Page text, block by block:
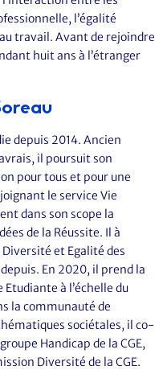
l’égalité
travail. Avant de rejoindre
huit ans à l’étranger
depuis 2014. Ancien
il poursuit son
pour tous et pour une
le service Vie
dans son scope la
de la Réussite. Il à
Diversité et Egalité des
En 2020, il prend la
à l’échelle du
la communauté de
sociétales, il co-
Handicap de la CGE,
Diversité de la CGE.